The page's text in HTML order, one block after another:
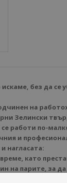
без да се
на
Зелински
работи по-
и
нагласата:
като
на парите, за